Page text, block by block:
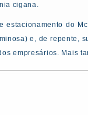
cigana.
do
e, de repente,
empresários. Mais